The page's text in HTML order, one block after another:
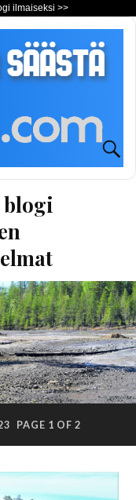
ilmaiseksi >>
PAGE 1 OF 2